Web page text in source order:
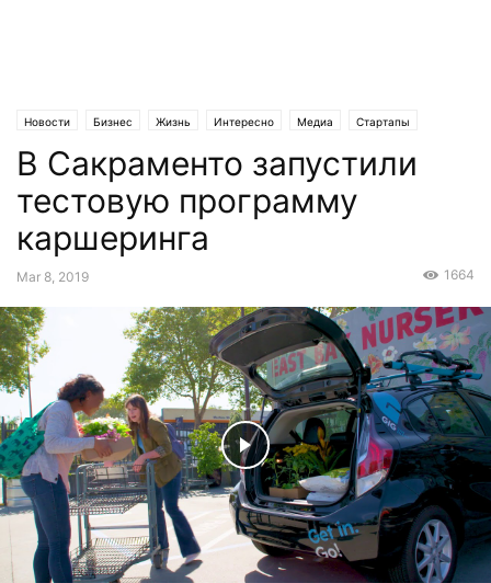
Новости Бизнес Жизнь Интересно Медиа Стартапы
Статьи
В Сакраменто запустили
тестовую программу
каршеринга
Mar 8, 2019 1664